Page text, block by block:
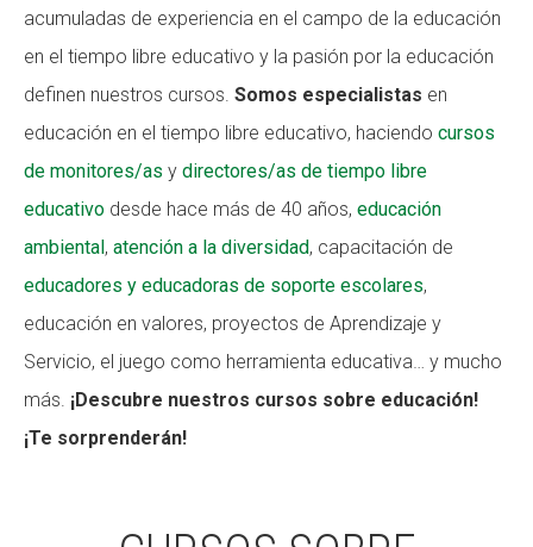
acumuladas de experiencia en el campo de la educación
en el tiempo libre educativo y la pasión por la educación
definen nuestros cursos. Somos especialistas en
educación en el tiempo libre educativo, haciendo cursos
de monitores/as y directores/as de tiempo libre
educativo desde hace más de 40 años, educación
ambiental, atención a la diversidad, capacitación de
educadores y educadoras de soporte escolares,
educación en valores, proyectos de Aprendizaje y
Servicio, el juego como herramienta educativa… y mucho
más. ¡Descubre nuestros cursos sobre educación!
¡Te sorprenderán!
CONEIX FUNDESPLAI
La Fundació
Missió i valors
Els comptes clars
Memòria d'activitats
Proposta educativa
ACTUALITAT
Notícies
CONEIX FUNDESPLAI
La Fundació
Missió i valors
Els comptes clars
Memòria d'activitats
Proposta educativa
ACTUALITAT
Notícies